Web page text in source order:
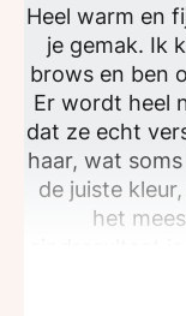
Heel warm en
je gemak. Ik
brows en ben
Er wordt heel
dat ze echt
haar, wat
de juiste
het
gehoopt